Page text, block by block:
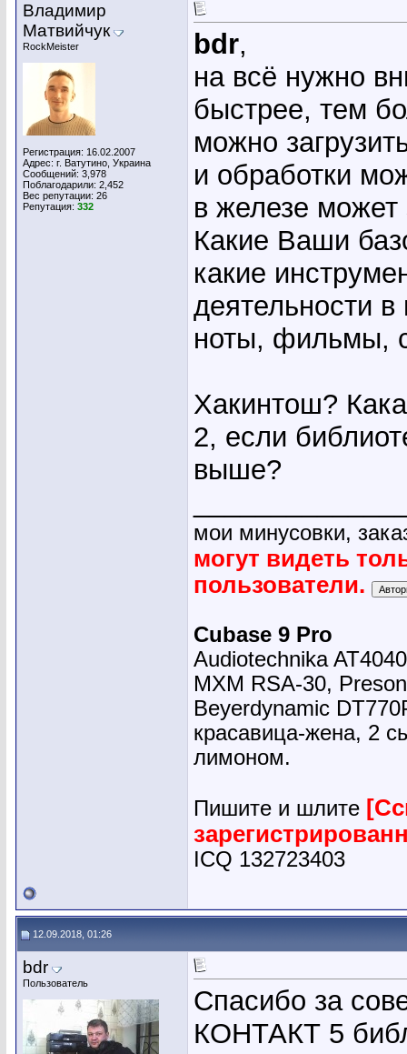
Владимир
Матвийчук
RockMeister
Регистрация: 16.02.2007
Адрес: г. Ватутино, Украина
Сообщений: 3,978
Поблагодарили: 2,452
Вес репутации: 26
Репутация: 332
bdr,
на всё нужно
быстрее, тем
можно
и обработки
в железе может
Какие Ваши
какие
деятельности
ноты, фильмы,
Хакинтош?
2, если
выше?
мои минусовки,
могут видеть
пользователи.
Cubase 9 Pro
Audiotechnika
MXM RSA-30,
Beyerdynamic
красавица-жена, 2
лимоном.
Пишите и шлите
ICQ 132723403
12.09.2018, 01:26
bdr
Пользователь
Спасибо за
КОНТАКТ 5